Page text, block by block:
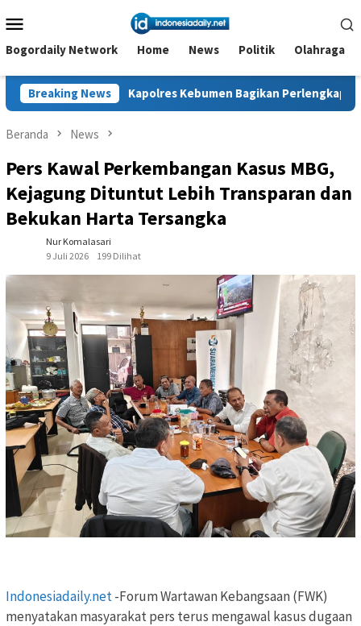
ke
kontenMobile
Bogordaily Network Home News Politik Olahraga
Breaking News
Kapolres Kebumen Bagikan Perlengkapan Sekolah untuk 15
Beranda News
Pers Kawal Perkembangan Kasus MBG,
Kejagung Dituntut Lebih Transparan dan
Bekukan Harta Tersangka
Nur Komalasari
9 Juli 2026
199 Dilihat
Indonesiadaily.net-Forum Wartawan Kebangsaan (FWK)
menyatakan masyarakat pers terus mengawal kasus dugaan